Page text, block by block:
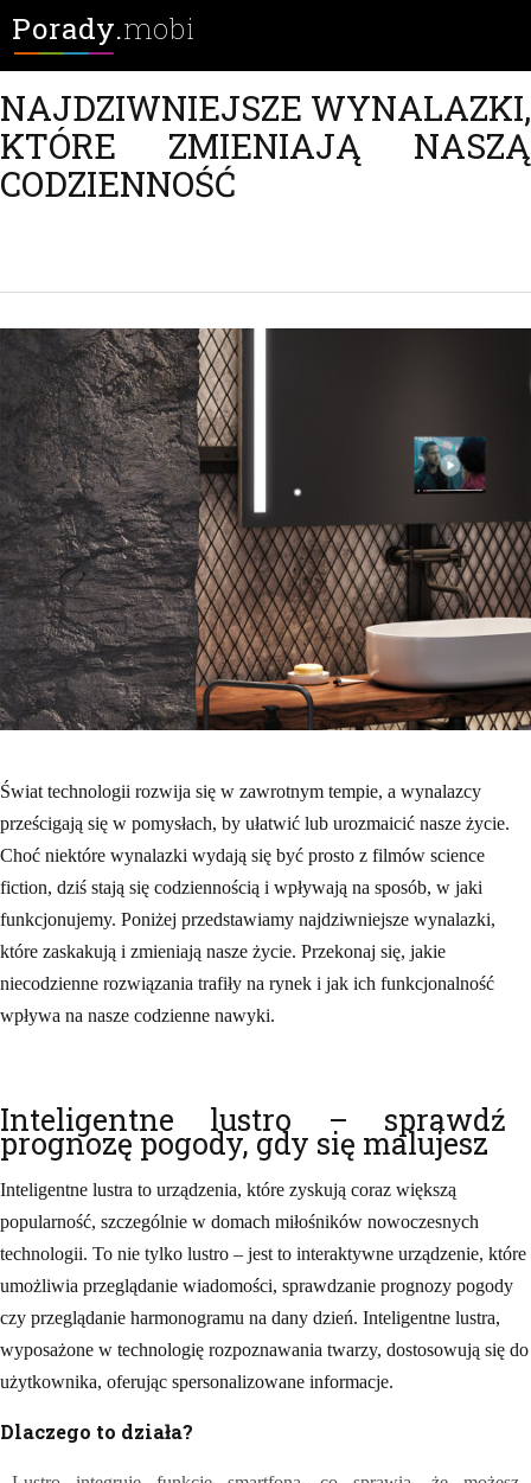
Porady.mobi
NAJDZIWNIEJSZE WYNALAZKI,
KTÓRE ZMIENIAJĄ NASZĄ
CODZIENNOŚĆ
Świat technologii rozwija się w zawrotnym tempie, a wynalazcy
prześcigają się w pomysłach, by ułatwić lub urozmaicić nasze życie.
Choć niektóre wynalazki wydają się być prosto z filmów science
fiction, dziś stają się codziennością i wpływają na sposób, w jaki
funkcjonujemy. Poniżej przedstawiamy najdziwniejsze wynalazki,
które zaskakują i zmieniają nasze życie. Przekonaj się, jakie
niecodzienne rozwiązania trafiły na rynek i jak ich funkcjonalność
wpływa na nasze codzienne nawyki.
Inteligentne lustro – sprawdź
prognozę pogody, gdy się malujesz
Inteligentne lustra to urządzenia, które zyskują coraz większą
popularność, szczególnie w domach miłośników nowoczesnych
technologii. To nie tylko lustro – jest to interaktywne urządzenie, które
umożliwia przeglądanie wiadomości, sprawdzanie prognozy pogody
czy przeglądanie harmonogramu na dany dzień. Inteligentne lustra,
wyposażone w technologię rozpoznawania twarzy, dostosowują się do
użytkownika, oferując spersonalizowane informacje.
Dlaczego to działa?